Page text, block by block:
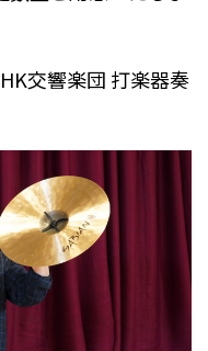
交響楽団 打楽器奏